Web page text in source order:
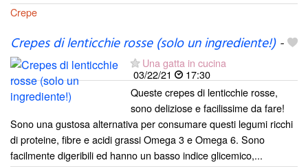
Crepe
Crepes di lenticchie rosse (solo un ingrediente!)-
Una gatta in cucina
03/22/21
17:30
Queste crepes di lenticchie rosse,
sono deliziose e facilissime da fare!
Sono una gustosa alternativa per consumare questi legumi ricchi
di proteine, fibre e acidi grassi Omega 3 e Omega 6. Sono
facilmente digeribili ed hanno un basso indice glicemico,...